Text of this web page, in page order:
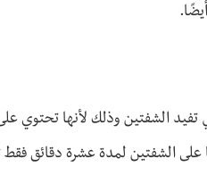
الشفتين وذلك لأنها تحتوي
على الشفتين لمدة عشرة دقائق